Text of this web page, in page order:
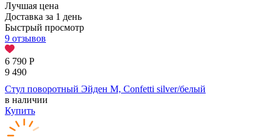
Лучшая цена
Доставка за 1 день
Быстрый просмотр
9 отзывов
6 790 Р
9 490
Стул поворотный Эйден М, Confetti silver/белый
в наличии
Купить